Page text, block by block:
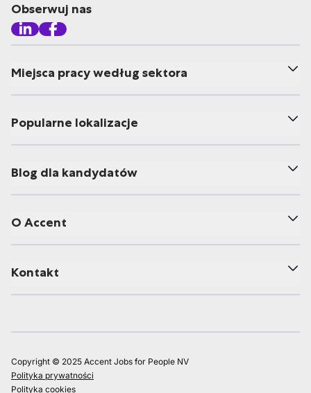
Obserwuj nas
Miejsca pracy według sektora
Popularne lokalizacje
Blog dla kandydatów
O Accent
Kontakt
Copyright © 2025 Accent Jobs for People NV
Polityka prywatności
Polityka cookies